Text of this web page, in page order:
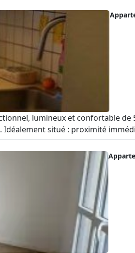
lumineux et confortable de
situé : proximité